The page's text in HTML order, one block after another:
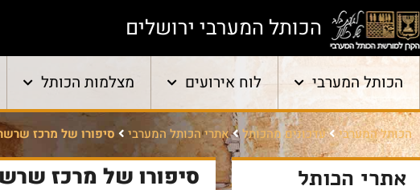
הכותל המערבי ירושלים
הכותל המערבי לוח אירועים מצלמות הכותל
הכותל המערבי עדכונים מהכותל אתרי הכותל המערבי סיפורו של מרכז
אתרי הכותל
סיפורו של מרכז